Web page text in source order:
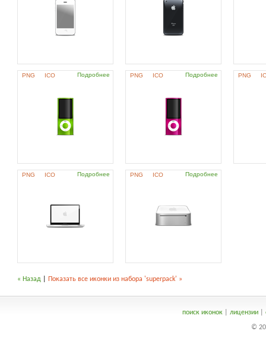
PNG ICO Подробнее PNG ICO Подробнее PNG
PNG ICO Подробнее PNG ICO Подробнее
« Назад Показать все иконки из набора 'superpack' »
поиск иконок| лицензии|
©